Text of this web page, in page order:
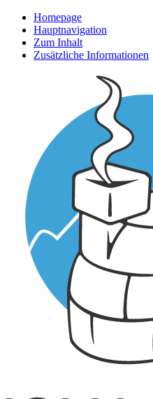
Homepage
Hauptnavigation
Zum Inhalt
Zusätzliche Informationen